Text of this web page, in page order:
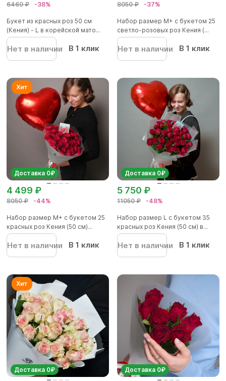
6460 ₽ -38%
Букет из красных роз 50 см
(Кения) - L в корейской мато...
Нет в наличии В 1 клик
8050 ₽ -37%
Набор размер M+ с букетом 25
светло-розовых роз Кения (...
Нет в наличии В 1 клик
Доставка 0₽
8050 ₽ -44%
4 499 ₽
Набор размер М+ с букетом 25
красных роз Кения (50 см)...
Нет в наличии В 1 клик
Доставка 0₽
11050 ₽ -48%
5 750 ₽
Набор размер L с букетом 35
красных роз Кения (50 см) в...
Нет в наличии В 1 клик
Доставка 0₽ Доставка 0₽